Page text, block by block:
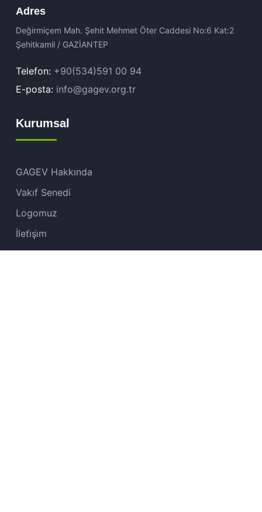
Adres
Değirmiçem Mah. Şehit Mehmet Öter Caddesi No:6 Kat:2
Şehitkamil / GAZİANTEP
Telefon: +90(534)591 00 94
E-posta: info@gagev.org.tr
Kurumsal
GAGEV Hakkında
Vakıf Senedi
Logomuz
İleti̇şi̇m